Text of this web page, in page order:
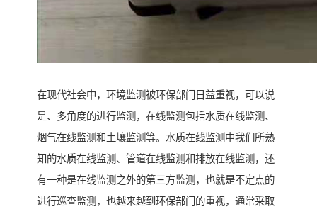
在现代社会中，环境监测被环保部门日益重视，可以说
是、多角度的进行监测，在线监测包括水质在线监测、
烟气在线监测和土壤监测等。水质在线监测中我们所熟
知的水质在线监测、管道在线监测和排放在线监测，还
有一种是在线监测之外的第三方监测，也就是不定点的
进行巡查监测，也越来越到环保部门的重视，通常采取